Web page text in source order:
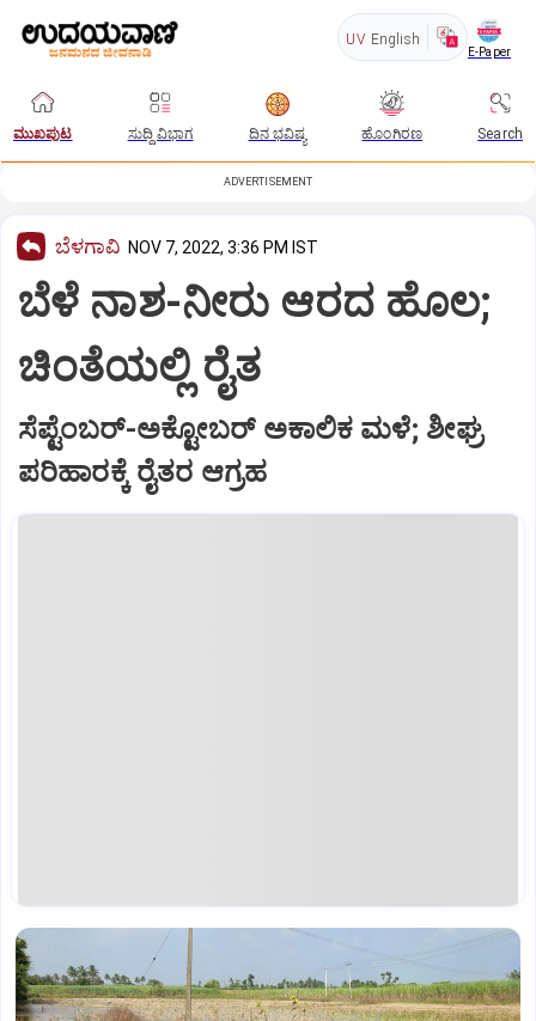
UV English
E-Paper
ಮುಖಪುಟ ಸುದ್ದಿ ವಿಭಾಗ ದಿನ ಭವಿಷ್ಯ ಹೊಂಗಿರಣ Search
ADVERTISEMENT
ಬೆಳಗಾವಿ NOV 7, 2022, 3:36 PM IST
ಬೆಳೆ ನಾಶ-ನೀರು ಆರದ ಹೊಲ;
ಚಿಂತೆಯಲ್ಲಿ ರೈತ
ಸೆಪ್ಟೆಂಬರ್‌-ಅಕ್ಟೋಬರ್‌ ಅಕಾಲಿಕ ಮಳೆ; ಶೀಘ್ರ
ಪರಿಹಾರಕ್ಕೆ ರೈತರ ಆಗ್ರಹ